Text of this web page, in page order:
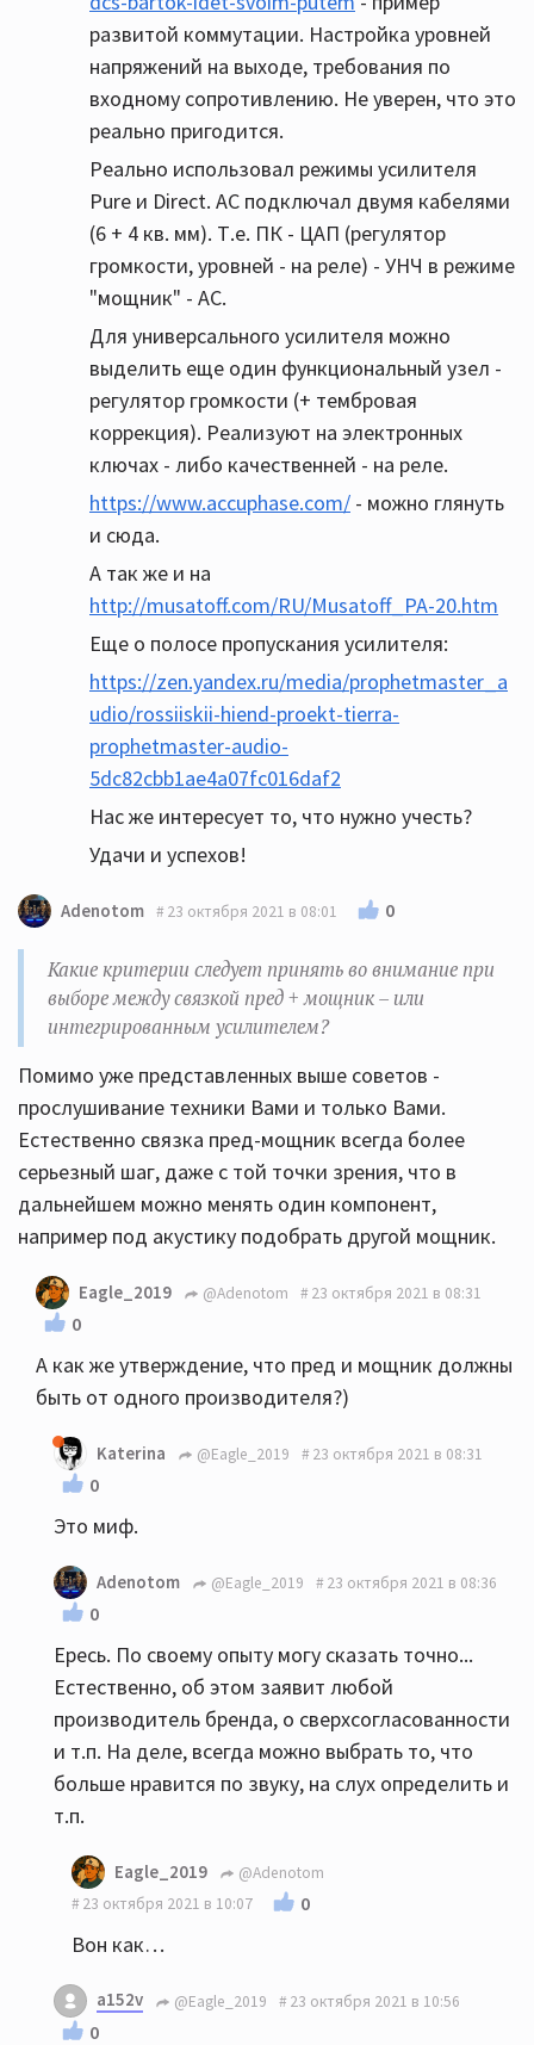
развитой коммутации. Настройка уровней
напряжений на выходе, требования по
входному сопротивлению. Не уверен, что это
реально пригодится.
Реально использовал режимы усилителя
Pure и Direct. АС подключал двумя кабелями
(6 + 4 кв. мм). Т.е. ПК - ЦАП (регулятор
громкости, уровней - на реле) - УНЧ в режиме
"мощник" - АС.
Для универсального усилителя можно
выделить еще один функциональный узел -
регулятор громкости (+ тембровая
коррекция). Реализуют на электронных
ключах - либо качественней - на реле.
https://www.accuphase.com/ - можно глянуть
и сюда.
А так же и на
http://musatoff.com/RU/Musatoff_PA-20.htm
Еще о полосе пропускания усилителя:
https://zen.yandex.ru/media/prophetmaster_a
udio/rossiiskii-hiend-proekt-tierra-
prophetmaster-audio-
5dc82cbb1ae4a07fc016daf2
Нас же интересует то, что нужно учесть?
Удачи и успехов!
Adenotom 23 октября 2021 в 08:01 0
Какие критерии следует принять во внимание при
выборе между связкой пред + мощник – или
интегрированным усилителем?
Помимо уже представленных выше советов -
прослушивание техники Вами и только Вами.
Естественно связка пред-мощник всегда более
серьезный шаг, даже с той точки зрения, что в
дальнейшем можно менять один компонент,
например под акустику подобрать другой мощник.
Eagle_2019 @Adenotom 23 октября 2021 в 08:31
0
А как же утверждение, что пред и мощник должны
быть от одного производителя?)
Katerina @Eagle_2019 23 октября 2021 в 08:31
0
Это миф.
Adenotom @Eagle_2019 23 октября 2021 в 08:36
0
Ересь. По своему опыту могу сказать точно...
Естественно, об этом заявит любой
производитель бренда, о сверхсогласованности
и т.п. На деле, всегда можно выбрать то, что
больше нравится по звуку, на слух определить и
т.п.
Eagle_2019
@Adenotom
23 октября 2021 в 10:07
0
Вон как…
a152v @Eagle_2019 23 октября 2021 в 10:56
0